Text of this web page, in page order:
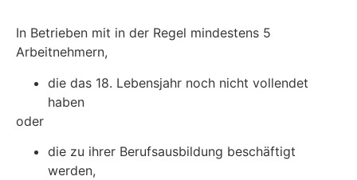
In Betrieben mit in der Regel mindestens 5
Arbeitnehmern,
die das 18. Lebensjahr noch nicht vollendet
haben
oder
die zu ihrer Berufsausbildung beschäftigt
werden,